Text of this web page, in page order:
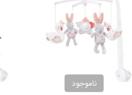
ناموجود